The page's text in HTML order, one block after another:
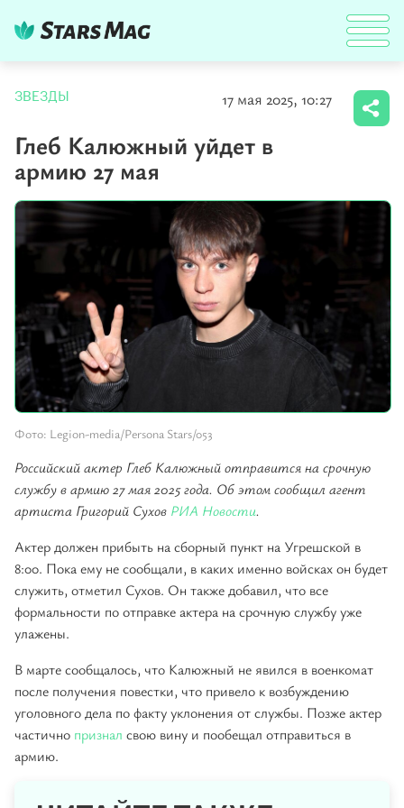
ЗВЕЗДЫ 17 мая 2025, 10:27
Глеб Калюжный уйдет в
армию 27 мая
Фото: Legion-media/Persona Stars/053
Российский актер Глеб Калюжный отправится на срочную
службу в армию 27 мая 2025 года. Об этом сообщил агент
артиста Григорий Сухов РИА Новости.
Актер должен прибыть на сборный пункт на Угрешской в
8:00. Пока ему не сообщали, в каких именно войсках он будет
служить, отметил Сухов. Он также добавил, что все
формальности по отправке актера на срочную службу уже
улажены.
В марте сообщалось, что Калюжный не явился в военкомат
после получения повестки, что привело к возбуждению
уголовного дела по факту уклонения от службы. Позже актер
частично признал свою вину и пообещал отправиться в
армию.